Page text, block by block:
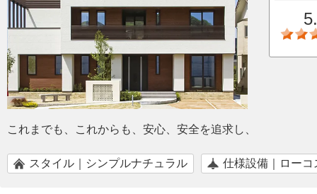
これまでも、これからも、安心、安全を追求し、
スタイル｜シンプルナチュラル 仕様設備｜ローコ